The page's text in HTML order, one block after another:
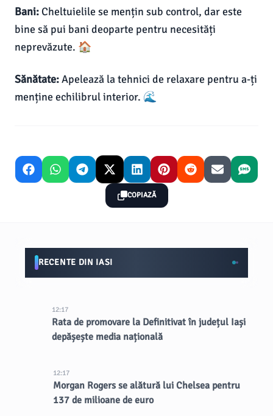
Bani: Cheltuielile se mențin sub control, dar este
bine să pui bani deoparte pentru necesități
neprevăzute. 🏠
Sănătate:Apelează la tehnici de relaxare pentru a-ți
menține echilibrul interior. 🌊
COPIAZĂ
RECENTE DIN IASI
12:17
Rata de promovare la Definitivat în județul Iași
depășește media națională
12:17
Morgan Rogers se alătură lui Chelsea pentru
137 de milioane de euro